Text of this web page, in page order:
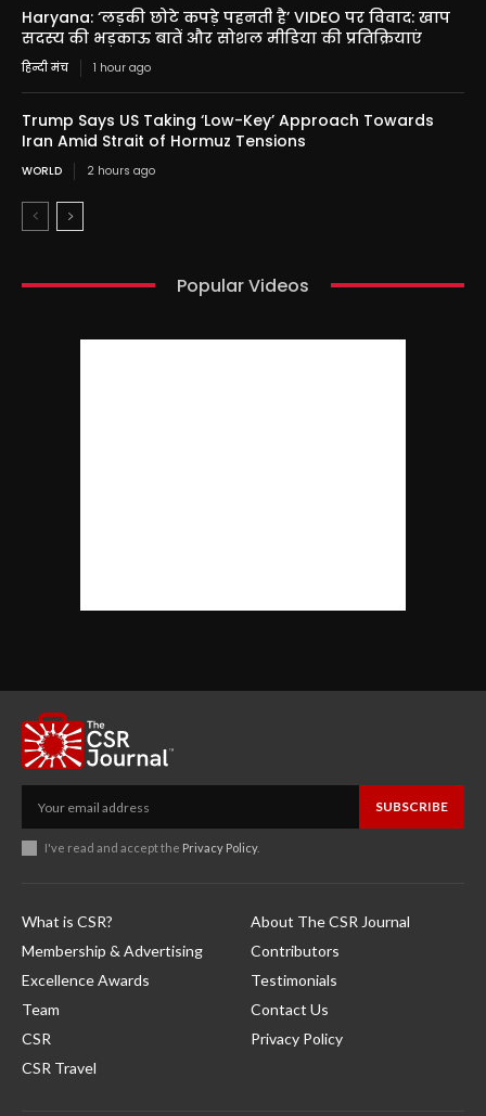
Haryana: ‘लड़की छोटे कपड़े पहनती है’ VIDEO पर विवाद: खाप
सदस्य की भड़काऊ बातें और सोशल मीडिया की प्रतिक्रियाएं
हिन्दी मंच 1 hour ago
Trump Says US Taking ‘Low-Key’ Approach Towards
Iran Amid Strait of Hormuz Tensions
WORLD 2 hours ago
Popular Videos
SUBSCRIBE
I've read and accept the Privacy Policy.
What is CSR?
Membership & Advertising
Excellence Awards
Team
CSR
CSR Travel
About The CSR Journal
Contributors
Testimonials
Contact Us
Privacy Policy